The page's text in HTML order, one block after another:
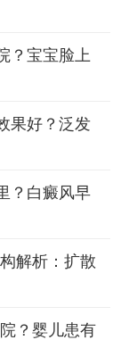
？宝宝脸上
果好？泛发
？白癜风早
解析：扩散
？婴儿患有